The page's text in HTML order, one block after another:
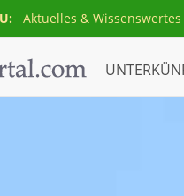
Aktuelles & Wissenswertes